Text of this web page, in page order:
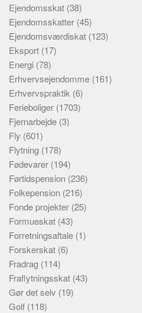
Ejendomsskat (38)
Ejendomsskatter (45)
Ejendomsværdiskat (123)
Eksport (17)
Energi (78)
Erhvervsejendomme (161)
Erhvervspraktik (6)
Ferieboliger (1703)
Fjernarbejde (3)
Fly (601)
Flytning (178)
Fødevarer (194)
Førtidspension (236)
Folkepension (216)
Fonde projekter (25)
Formueskat (43)
Forretningsaftale (1)
Forskerskat (6)
Fradrag (114)
Fraflytningsskat (43)
Gør det selv (19)
Golf (118)